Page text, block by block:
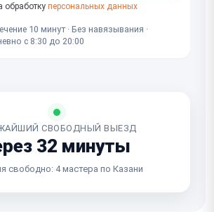
обработку персональных данных
10 минут · Без навязывания ·
с 8:30 до 20:00
СВОБОДНЫЙ ВЫЕЗД
32 минуты
свободно: 4 мастера по Казани